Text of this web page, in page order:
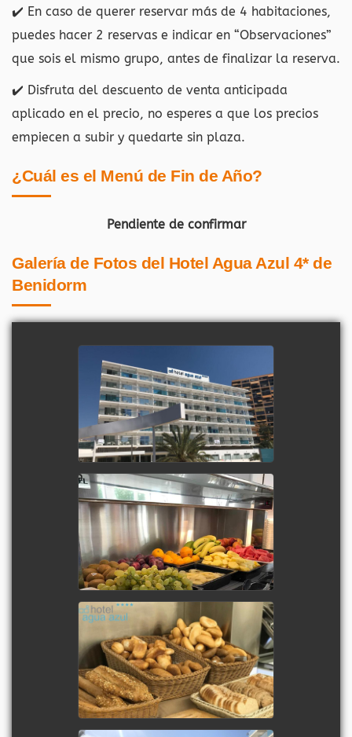
✔️ En caso de querer reservar más de 4 habitaciones,
puedes hacer 2 reservas e indicar en “Observaciones”
que sois el mismo grupo, antes de finalizar la reserva.
✔️ Disfruta del descuento de venta anticipada
aplicado en el precio, no esperes a que los precios
empiecen a subir y quedarte sin plaza.
¿Cuál es el Menú de Fin de Año?
Pendiente de confirmar
Galería de Fotos del Hotel Agua Azul 4* de
Benidorm